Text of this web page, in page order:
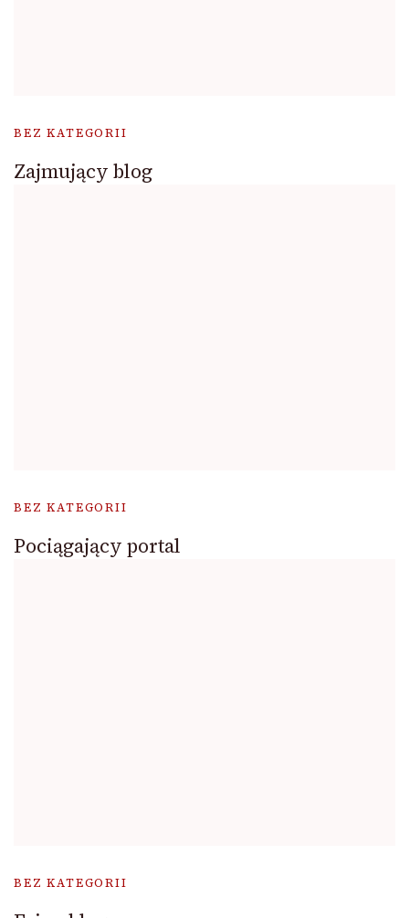
BEZ KATEGORII
Zajmujący blog
BEZ KATEGORII
Pociągający portal
BEZ KATEGORII